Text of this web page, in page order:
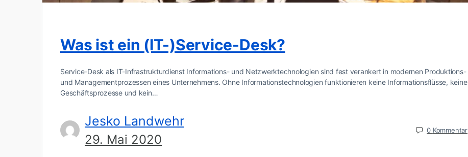
Was ist ein (IT-)Service-Desk?
Service-Desk als IT-Infrastrukturdienst Informations- und Netzwerktechnologien sind fest verankert in modernen Produktions-
und Managementprozessen eines Unternehmens. Ohne Informationstechnologien funktionieren keine Informationsflüsse, keine
Geschäftsprozesse und kein…
Jesko Landwehr
29. Mai 2020
0 Kommentar